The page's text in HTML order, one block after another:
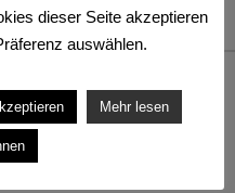
All Rights Reserved.
by
dieser Seite akzeptieren
auswählen.
Mehr lesen